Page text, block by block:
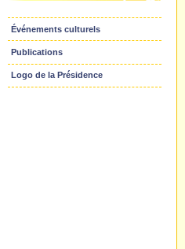
Événements culturels
Publications
Logo de la Présidence